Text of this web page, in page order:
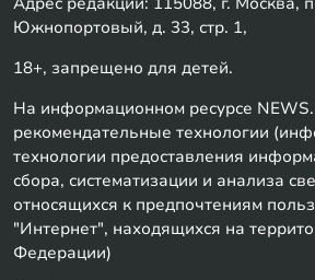
Южнопортовый, д. 33, стр. 1,
18+, запрещено для детей.
На информационном ресурсе
рекомендательные технологии
технологии предоставления
сбора, систематизации и анализа
относящихся к предпочтениям
"Интернет", находящихся на
Федерации)